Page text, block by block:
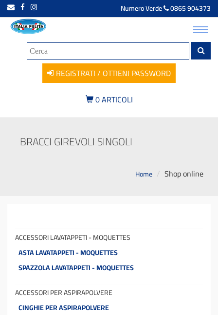
Numero Verde 0865 904373
REGISTRATI / OTTIENI PASSWORD
0ARTICOLI
BRACCI GIREVOLI SINGOLI
Home Shop online
ACCESSORI LAVATAPPETI - MOQUETTES
ASTA LAVATAPPETI - MOQUETTES
SPAZZOLA LAVATAPPETI - MOQUETTES
ACCESSORI PER ASPIRAPOLVERE
CINGHIE PER ASPIRAPOLVERE